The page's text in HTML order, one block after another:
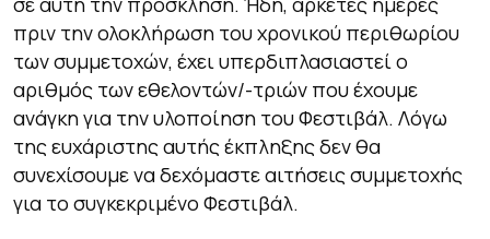
πριν την ολοκλήρωση του χρονικού περιθωρίου
των συμμετοχών, έχει υπερδιπλασιαστεί ο
αριθμός των εθελοντών/-τριών που έχουμε
ανάγκη για την υλοποίηση του Φεστιβάλ. Λόγω
της ευχάριστης αυτής έκπληξης δεν θα
συνεχίσουμε να δεχόμαστε αιτήσεις συμμετοχής
για το συγκεκριμένο Φεστιβάλ.